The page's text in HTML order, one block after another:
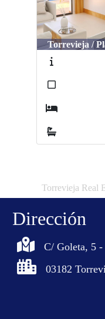
Torrevieja Real
Dirección
C/ Goleta, 5 -
03182